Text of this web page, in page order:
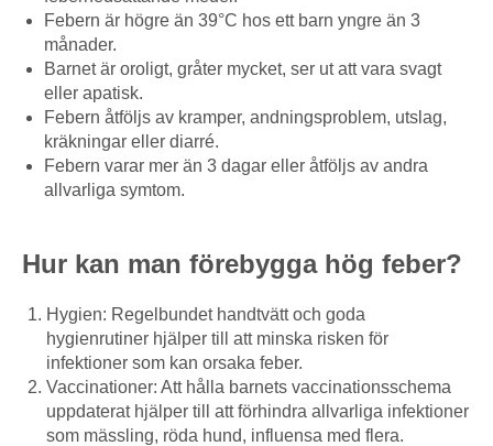
Febern är högre än 39°C hos ett barn yngre än 3
månader.
Barnet är oroligt, gråter mycket, ser ut att vara svagt
eller apatisk.
Febern åtföljs av kramper, andningsproblem, utslag,
kräkningar eller diarré.
Febern varar mer än 3 dagar eller åtföljs av andra
allvarliga symtom.
Hur kan man förebygga hög feber?
Hygien: Regelbundet handtvätt och goda
hygienrutiner hjälper till att minska risken för
infektioner som kan orsaka feber.
Vaccinationer: Att hålla barnets vaccinationsschema
uppdaterat hjälper till att förhindra allvarliga infektioner
som mässling, röda hund, influensa med flera.